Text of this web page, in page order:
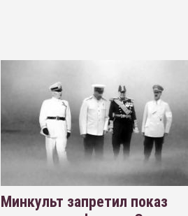
Минкульт запретил показ